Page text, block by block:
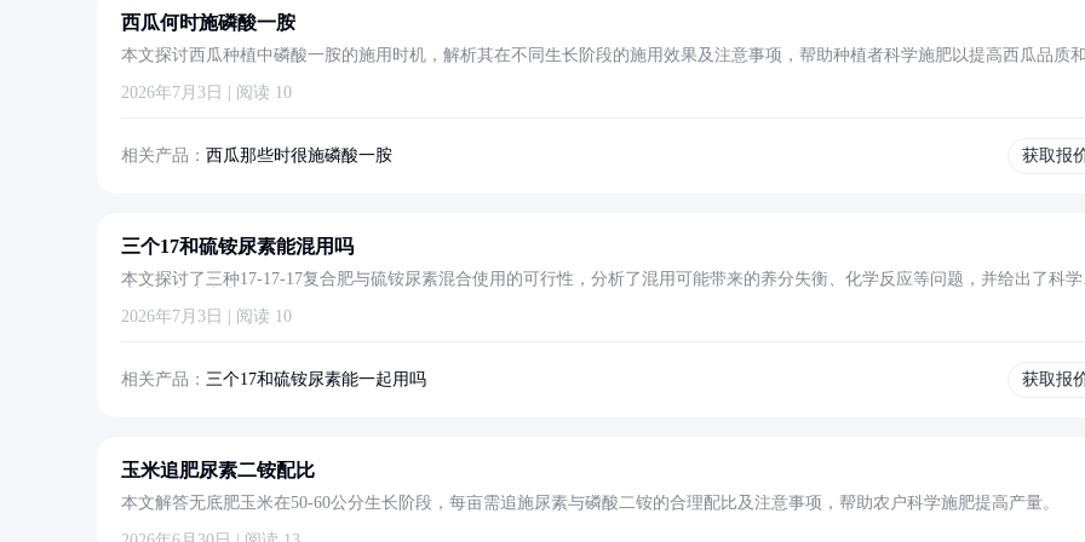
西瓜何时施磷酸一胺
本文探讨西瓜种植中磷酸一胺的施用时机，解析其在不同生长阶段的施用效果及注意事项，帮助种植者科学施肥以提高西瓜品质
2026年7月3日 | 阅读 10
相关产品： 西瓜那些时很施磷酸一胺 获取报
三个17和硫铵尿素能混用吗
本文探讨了三种17-17-17复合肥与硫铵尿素混合使用的可行性，分析了混用可能带来的养分失衡、化学反应等问题，并给出了科学
2026年7月3日 | 阅读 10
相关产品： 三个17和硫铵尿素能一起用吗 获取报
玉米追肥尿素二铵配比
本文解答无底肥玉米在50-60公分生长阶段，每亩需追施尿素与磷酸二铵的合理配比及注意事项，帮助农户科学施肥提高产量。